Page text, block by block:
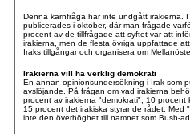
Denna kärnfråga har inte undgått irakierna.
publicerades i oktober, där man frågade
procent av de tillfrågade att syftet var att
irakierna, men de flesta övriga uppfattade
Iraks tillgångar och organisera om
Irakierna vill ha verklig demokrati
En annan opinionsundersökning i Irak som
avslöjande. På frågan om vad irakierna
procent av irakierna "demokrati", 10 procent
15 procent det irakiska styrande rådet. Med
inte den överhöghet till namnet som Bush-